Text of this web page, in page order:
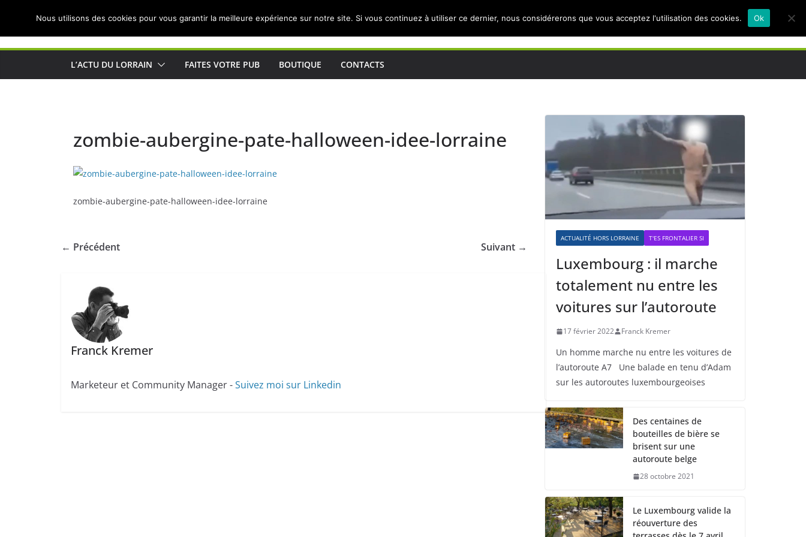
Actualités de Lorraine pour les Lorrains
L’ACTU DU LORRAIN FAITES VOTRE PUB BOUTIQUE CONTACTS
zombie-aubergine-pate-halloween-idee-lorraine
zombie-aubergine-pate-halloween-idee-lorraine
← Précédent Suivant →
Franck Kremer
Marketeur et Community Manager -Suivez moi sur Linkedin
ACTUALITÉ HORS LORRAINE T'ES FRONTALIER SI
Luxembourg : il marche
totalement nu entre les
voitures sur l’autoroute
17 février 2022 Franck Kremer
Un homme marche nu entre les voitures de
l’autoroute A7 Une balade en tenu d’Adam
sur les autoroutes luxembourgeoises
Des centaines de
bouteilles de bière se
brisent sur une
autoroute belge
28 octobre 2021
Le Luxembourg valide la
réouverture des
Nous utilisons des cookies pour vous garantir la meilleure expérience sur notre site. Si vous continuez à utiliser ce dernier, nous considérerons que vous acceptez l'utilisation des cookies. Ok